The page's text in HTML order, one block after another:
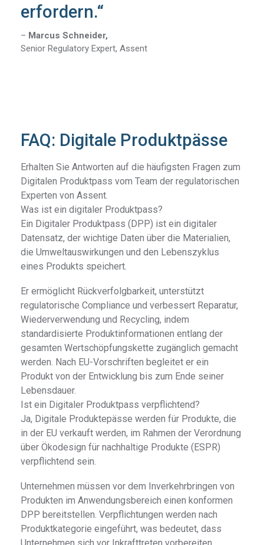
erfordern.“
– Marcus Schneider,
Senior Regulatory Expert, Assent
FAQ: Digitale Produktpässe
Erhalten Sie Antworten auf die häufigsten Fragen zum
Digitalen Produktpass vom Team der regulatorischen
Experten von Assent.
Was ist ein digitaler Produktpass?
Ein Digitaler Produktpass (DPP) ist ein digitaler
Datensatz, der wichtige Daten über die Materialien,
die Umweltauswirkungen und den Lebenszyklus
eines Produkts speichert.
Er ermöglicht Rückverfolgbarkeit, unterstützt
regulatorische Compliance und verbessert Reparatur,
Wiederverwendung und Recycling, indem
standardisierte Produktinformationen entlang der
gesamten Wertschöpfungskette zugänglich gemacht
werden. Nach EU-Vorschriften begleitet er ein
Produkt von der Entwicklung bis zum Ende seiner
Lebensdauer.
Ist ein Digitaler Produktpass verpflichtend?
Ja, Digitale Produktepässe werden für Produkte, die
in der EU verkauft werden, im Rahmen der Verordnung
über Ökodesign für nachhaltige Produkte (ESPR)
verpflichtend sein.
Unternehmen müssen vor dem Inverkehrbringen von
Produkten im Anwendungsbereich einen konformen
DPP bereitstellen. Verpflichtungen werden nach
Produktkategorie eingeführt, was bedeutet, dass